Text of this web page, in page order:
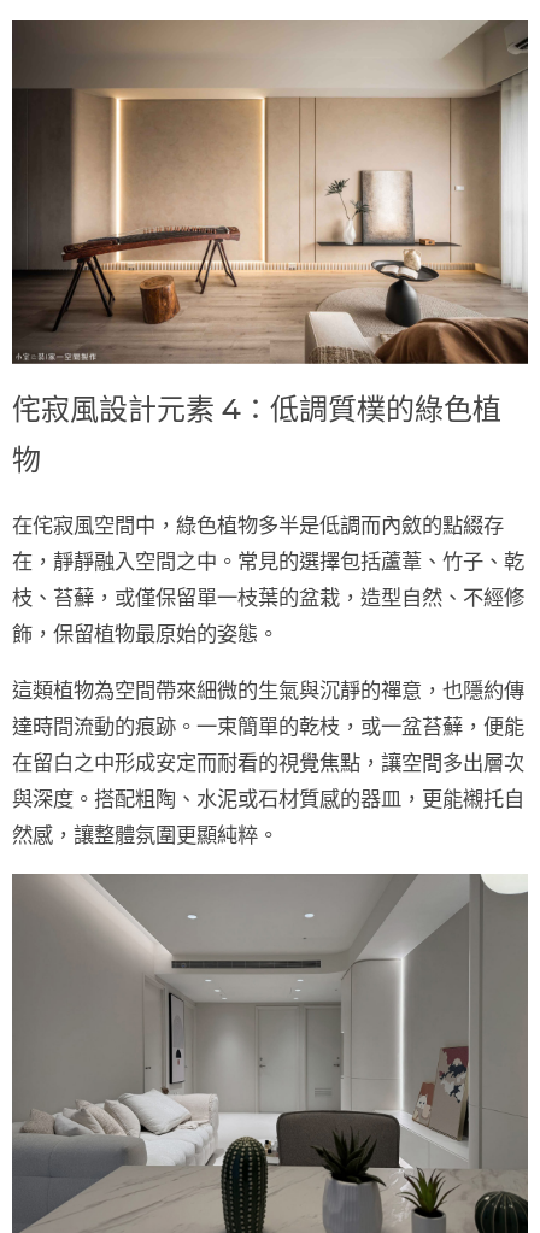
侘寂風設計元素 4：低調質樸的綠色植
物
在侘寂風空間中，綠色植物多半是低調而內斂的點綴存
在，靜靜融入空間之中。常見的選擇包括蘆葦、竹子、乾
枝、苔蘚 ，或僅保留單一枝葉的盆栽 ，造型自然、不經修
飾，保留植物最原始的姿態。
這類植物為空間帶來細微的生氣與沉靜的禪意，也隱約傳
達時間流動的痕跡 。一束簡單的乾枝，或一盆苔蘚，便能
在留白之中形成安定而耐看的視覺焦點，讓空間多出層次
與深度。搭配粗陶、水泥或石材質感的器皿，更能襯托自
然感，讓整體氛圍更顯純粹。